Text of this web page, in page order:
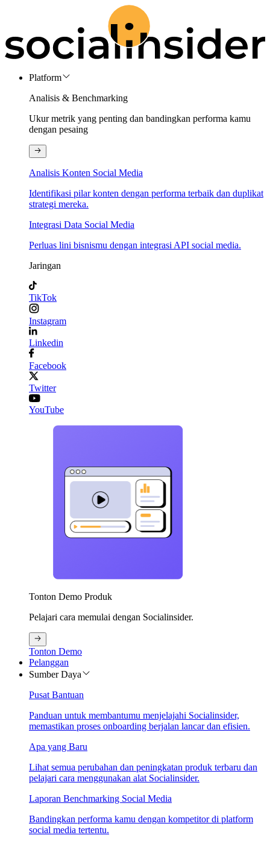
Platform
Analisis & Benchmarking
Ukur metrik yang penting dan bandingkan performa kamu
dengan pesaing
Analisis Konten Social Media
Identifikasi pilar konten dengan performa terbaik dan duplikat
strategi mereka.
Integrasi Data Social Media
Perluas lini bisnismu dengan integrasi API social media.
Jaringan
TikTok
Instagram
Linkedin
Facebook
Twitter
YouTube
Tonton Demo Produk
Pelajari cara memulai dengan Socialinsider.
Tonton Demo
Pelanggan
Sumber Daya
Pusat Bantuan
Panduan untuk membantumu menjelajahi Socialinsider,
memastikan proses onboarding berjalan lancar dan efisien.
Apa yang Baru
Lihat semua perubahan dan peningkatan produk terbaru dan
pelajari cara menggunakan alat Socialinsider.
Laporan Benchmarking Social Media
Bandingkan performa kamu dengan kompetitor di platform
social media tertentu.